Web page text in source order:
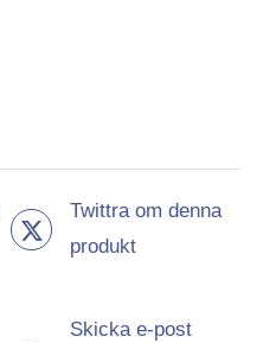
Twittra om denna
produkt
Skicka e-post